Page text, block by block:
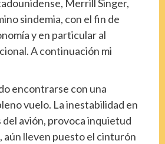
Merrill Singer,
sindemia, con el fin de
y en particular al
A continuación mi
encontrarse con una
vuelo. La inestabilidad en
del avión, provoca inquietud
aún lleven puesto el cinturón